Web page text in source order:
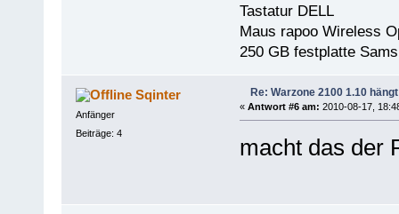
Tastatur DELL
Maus rapoo Wireless
250 GB festplatte
Sqinter
Anfänger
Beiträge: 4
Re: Warzone 2100 1.10 hängt
« Antwort #6 am: 2010-08-17,
macht das der